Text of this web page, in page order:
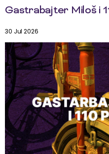
Gastrabajter Miloš i
30 Jul 2026